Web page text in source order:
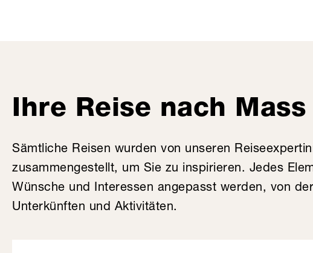
Ihre Reise nach Mass
Sämtliche Reisen wurden von unseren
zusammengestellt, um Sie zu inspirieren. Jedes
Wünsche und Interessen angepasst werden, von
Unterkünften und Aktivitäten.